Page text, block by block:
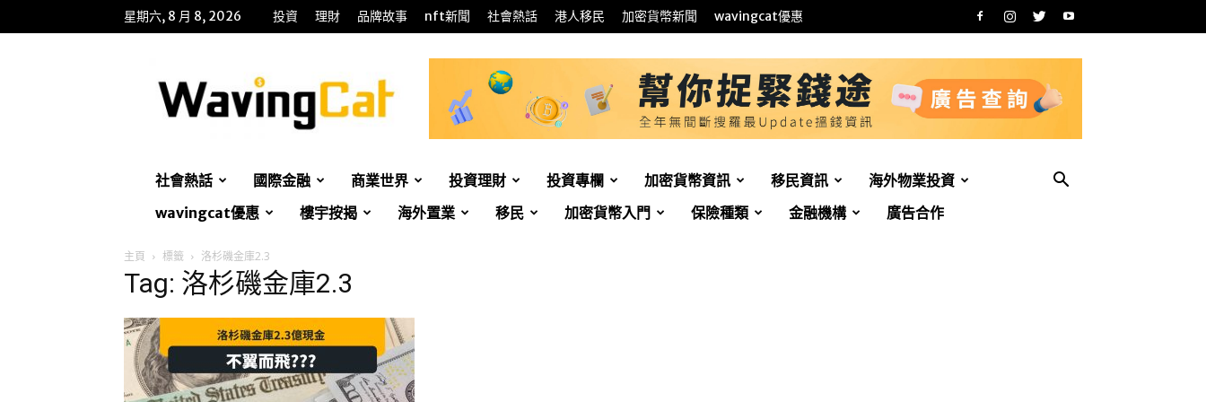
星期六, 8 月 8, 2026 投資 理財 品牌故事 nft新聞 社會熱話 港人移民 加密貨幣新聞 wavingcat優惠
招
財
貓
社會熱話 國際金融 商業世界 投資理財 投資專欄 加密貨幣資訊 移民資訊
海外物業投資
wavingcat優惠
樓宇按揭 海外置業 移民 加密貨幣入門 保險種類 金融機構 廣告合作
主頁 標籤 洛杉磯金庫2.3
Tag: 洛杉磯金庫2.3